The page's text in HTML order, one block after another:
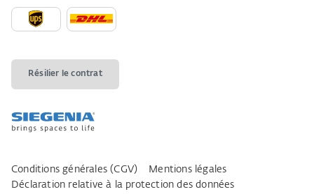
Résilier le contrat
Conditions générales (CGV)
Mentions légales
Déclaration relative à la protection des données